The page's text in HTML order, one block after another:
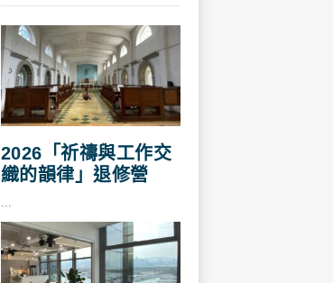
2026「祈禱與工作交
織的韻律」退修營